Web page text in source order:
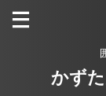
かず